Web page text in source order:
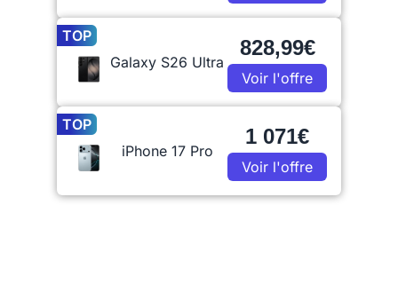
TOP
Galaxy S26 Ultra
828,99€
Voir l'offre
TOP
iPhone 17 Pro
1 071€
Voir l'offre